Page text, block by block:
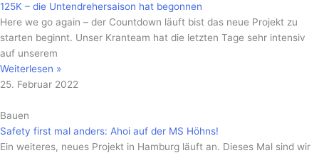
125K – die Untendrehersaison hat begonnen
Here we go again – der Countdown läuft bist das neue Projekt zu
starten beginnt. Unser Kranteam hat die letzten Tage sehr intensiv
auf unserem
Weiterlesen »
25. Februar 2022
Bauen
Safety first mal anders: Ahoi auf der MS Höhns!
Ein weiteres, neues Projekt in Hamburg läuft an. Dieses Mal sind wir